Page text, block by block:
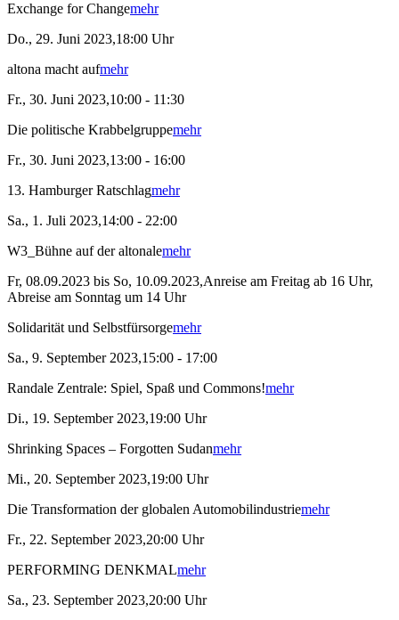
Exchange for Changemehr
Do., 29. Juni 2023,18:00 Uhr
altona macht aufmehr
Fr., 30. Juni 2023,10:00 - 11:30
Die politische Krabbelgruppemehr
Fr., 30. Juni 2023,13:00 - 16:00
13. Hamburger Ratschlagmehr
Sa., 1. Juli 2023,14:00 - 22:00
W3_Bühne auf der altonalemehr
Fr, 08.09.2023 bis So, 10.09.2023,Anreise am Freitag ab 16 Uhr,
Abreise am Sonntag um 14 Uhr
Solidarität und Selbstfürsorgemehr
Sa., 9. September 2023,15:00 - 17:00
Randale Zentrale: Spiel, Spaß und Commons!mehr
Di., 19. September 2023,19:00 Uhr
Shrinking Spaces – Forgotten Sudanmehr
Mi., 20. September 2023,19:00 Uhr
Die Transformation der globalen Automobilindustriemehr
Fr., 22. September 2023,20:00 Uhr
PERFORMING DENKMALmehr
Sa., 23. September 2023,20:00 Uhr